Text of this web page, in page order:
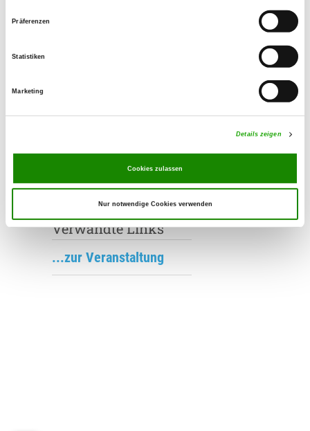
Präferenzen
Statistiken
Marketing
Details zeigen
Cookies zulassen
Nur notwendige Cookies verwenden
Wir gratulieren den Gewinnern!
Verwandte Links
...zur Veranstaltung